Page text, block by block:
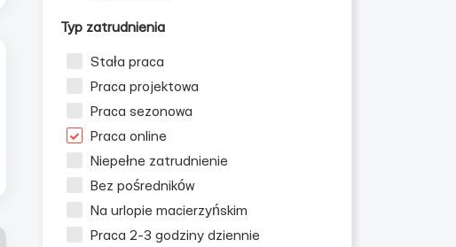
Typ zatrudnienia
Stała praca
Praca projektowa
Praca sezonowa
Praca online
Niepełne zatrudnienie
Bez pośredników
Na urlopie macierzyńskim
Praca 2-3 godziny dziennie